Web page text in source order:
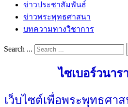
ข่าวประชาสัมพันธ์
ข่าวพระพุทธศาสนา
บทความทางวิชาการ
Search ...
ไซเบอร์วนาร
เว็บไซต์เพื่อพระพุทธศา